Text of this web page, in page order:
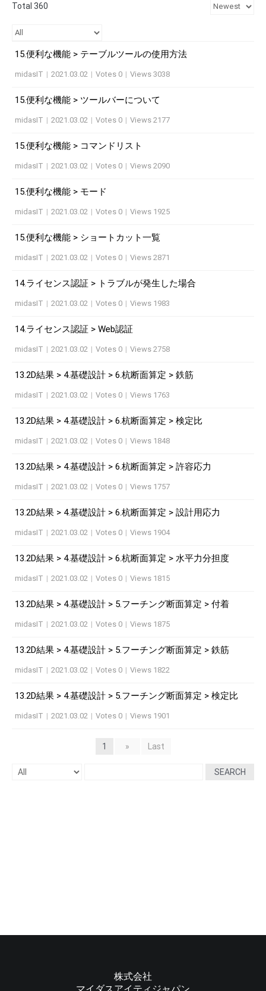
Total 360
15.便利な機能 > テーブルツールの使用方法
midasIT | 2021.03.02 | Votes 0 | Views 3038
15.便利な機能 > ツールバーについて
midasIT | 2021.03.02 | Votes 0 | Views 2177
15.便利な機能 > コマンドリスト
midasIT | 2021.03.02 | Votes 0 | Views 2090
15.便利な機能 > モード
midasIT | 2021.03.02 | Votes 0 | Views 1925
15.便利な機能 > ショートカット一覧
midasIT | 2021.03.02 | Votes 0 | Views 2871
14.ライセンス認証 > トラブルが発生した場合
midasIT | 2021.03.02 | Votes 0 | Views 1983
14.ライセンス認証 > Web認証
midasIT | 2021.03.02 | Votes 0 | Views 2758
13.2D結果 > 4.基礎設計 > 6.杭断面算定 > 鉄筋
midasIT | 2021.03.02 | Votes 0 | Views 1763
13.2D結果 > 4.基礎設計 > 6.杭断面算定 > 検定比
midasIT | 2021.03.02 | Votes 0 | Views 1848
13.2D結果 > 4.基礎設計 > 6.杭断面算定 > 許容応力
midasIT | 2021.03.02 | Votes 0 | Views 1757
13.2D結果 > 4.基礎設計 > 6.杭断面算定 > 設計用応力
midasIT | 2021.03.02 | Votes 0 | Views 1904
13.2D結果 > 4.基礎設計 > 6.杭断面算定 > 水平力分担度
midasIT | 2021.03.02 | Votes 0 | Views 1815
13.2D結果 > 4.基礎設計 > 5.フーチング断面算定 > 付着
midasIT | 2021.03.02 | Votes 0 | Views 1875
13.2D結果 > 4.基礎設計 > 5.フーチング断面算定 > 鉄筋
midasIT | 2021.03.02 | Votes 0 | Views 1822
13.2D結果 > 4.基礎設計 > 5.フーチング断面算定 > 検定比
midasIT | 2021.03.02 | Votes 0 | Views 1901
1 » Last
SEARCH
株式会社
マイダスアイティジャパン